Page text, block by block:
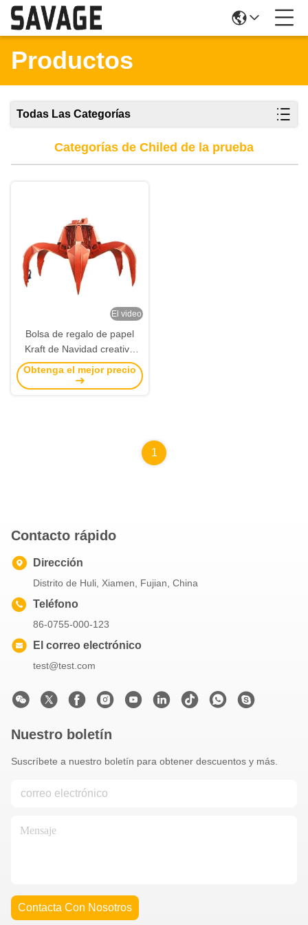
Productos
Todas Las Categorías
Categorías de Chiled de la prueba
El video
Bolsa de regalo de papel
Kraft de Navidad creativa
personalizada con su propio
logotipo para la fiesta
Obtenga el mejor precio
1
Contacto rápido
Dirección
Distrito de Huli, Xiamen, Fujian, China
Teléfono
86-0755-000-123
El correo electrónico
test@test.com
Nuestro boletín
Suscríbete a nuestro boletín para obtener descuentos y más.
Contacta Con Nosotros